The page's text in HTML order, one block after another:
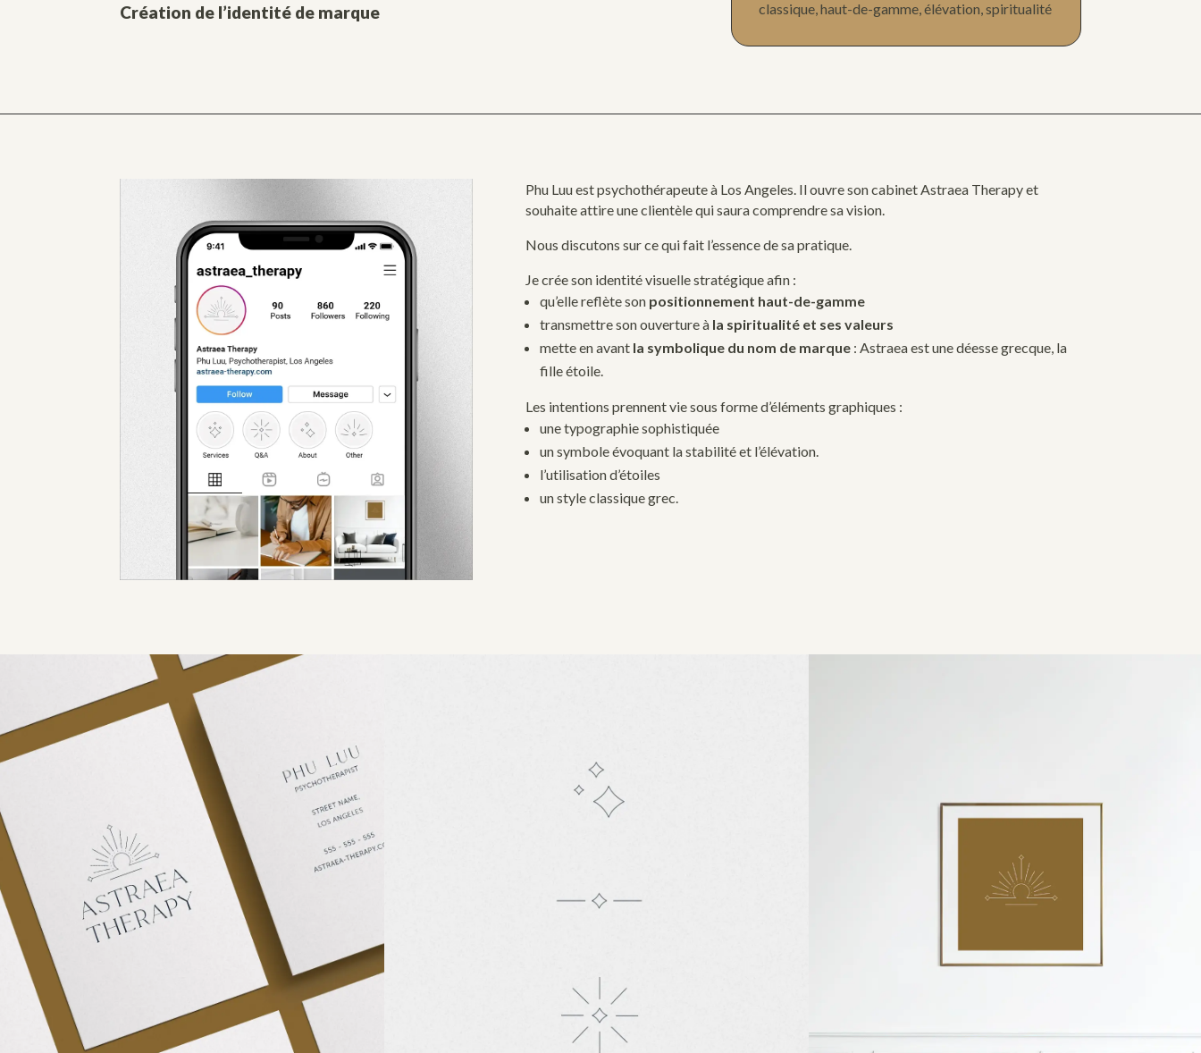
Création de l’identité de marque
classique, haut-de-gamme, élévation, spiritualité
Phu Luu estpsychothérapeute à Los Angeles. Il ouvre son cabinet Astraea Therapy et
souhaite attire une clientèle qui saura comprendre sa vision.
Nous discutons sur ce qui fait l’essence de sa pratique.
Je crée son identité visuelle stratégique afin :
qu’elle reflète son positionnement haut-de-gamme
transmettre son ouverture à la spiritualité et ses valeurs
mette en avant la symbolique du nom de marque : Astraea est une déesse grecque, la
fille étoile.
Les intentions prennent vie sous forme d’éléments graphiques :
une typographie sophistiquée
un symbole évoquant la stabilité et l’élévation.
l’utilisation d’étoiles
un style classique grec.